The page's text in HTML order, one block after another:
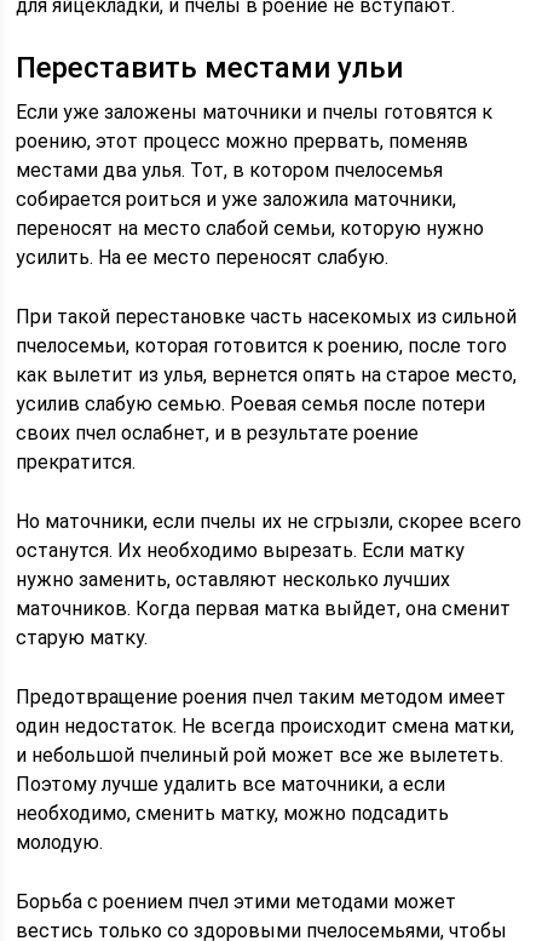
для яйцекладки, и пчелы в роение не вступают.
Переставить местами ульи
Если уже заложены маточники и пчелы готовятся к
роению, этот процесс можно прервать, поменяв
местами два улья. Тот, в котором пчелосемья
собирается роиться и уже заложила маточники,
переносят на место слабой семьи, которую нужно
усилить. На ее место переносят слабую.
При такой перестановке часть насекомых из сильной
пчелосемьи, которая готовится к роению, после того
как вылетит из улья, вернется опять на старое место,
усилив слабую семью. Роевая семья после потери
своих пчел ослабнет, и в результате роение
прекратится.
Но маточники, если пчелы их не сгрызли, скорее всего
останутся. Их необходимо вырезать. Если матку
нужно заменить, оставляют несколько лучших
маточников. Когда первая матка выйдет, она сменит
старую матку.
Предотвращение роения пчел таким методом имеет
один недостаток. Не всегда происходит смена матки,
и небольшой пчелиный рой может все же вылететь.
Поэтому лучше удалить все маточники, а если
необходимо, сменить матку, можно подсадить
молодую.
Борьба с роением пчел этими методами может
вестись только со здоровыми пчелосемьями, чтобы